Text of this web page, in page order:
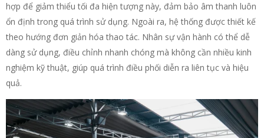
hợp để giảm thiểu tối đa hiện tượng này, đảm bảo âm thanh luôn
ổn định trong quá trình sử dụng. Ngoài ra, hệ thống được thiết kế
theo hướng đơn giản hóa thao tác. Nhân sự vận hành có thể dễ
dàng sử dụng, điều chỉnh nhanh chóng mà không cần nhiều kinh
nghiệm kỹ thuật, giúp quá trình điều phối diễn ra liên tục và hiệu
quả.